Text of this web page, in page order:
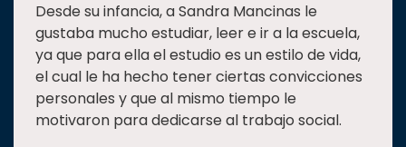
Desde su infancia, a Sandra Mancinas le
gustaba mucho estudiar, leer e ir a la escuela,
ya que para ella el estudio es un estilo de vida,
el cual le ha hecho tener ciertas convicciones
personales y que al mismo tiempo le
motivaron para dedicarse al trabajo social.